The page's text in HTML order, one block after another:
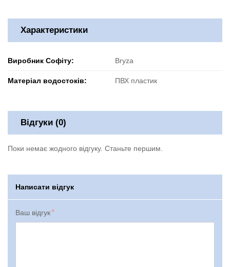
Характеристики
Виробник Софіту: Bryza
Матеріал водостоків: ПВХ пластик
Відгуки (0)
Поки немає жодного відгуку. Станьте першим.
Написати відгук
Ваш відгук